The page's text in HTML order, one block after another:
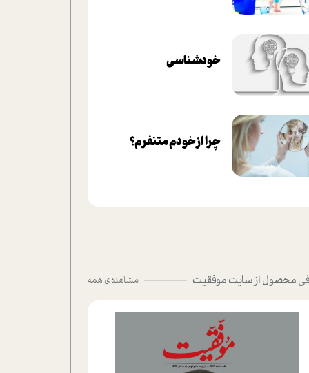
خودشناسی
چرا از خودم متنفرم؟
محصول از سایت موفقیت مشاهده ی همه